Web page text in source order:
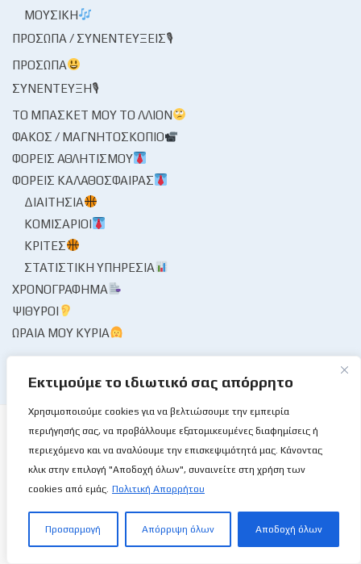
Εκτιμούμε το ιδιωτικό σας απόρρητο
Χρησιμοποιούμε cookies για να βελτιώσουμε την εμπειρία
περιήγησής σας, να προβάλλουμε εξατομικευμένες διαφημίσεις ή
περιεχόμενο και να αναλύουμε την επισκεψιμότητά μας. Κάνοντας
κλικ στην επιλογή "Αποδοχή όλων", συναινείτε στη χρήση των
cookies από εμάς. Πολιτική Απορρήτου
Προσαρμογή Απόρριψη όλων Αποδοχή όλων
ΜΟΥΣΙΚΉ
ΠΡΌΣΩΠΑ / ΣΥΝΕΝΤΕΎΞΕΙΣ🎙
ΠΡΌΣΩΠΑ
ΣΥΝΈΝΤΕΥΞΗ🎙
ΤΟ ΜΠΆΣΚΕΤ ΜΟΥ ΤΟ ΛΛΊΟΝ
ΦΑΚΌΣ / ΜΑΓΝΗΤΟΣΚΌΠΙΟ
ΦΟΡΕΊΣ ΑΘΛΗΤΙΣΜΟΎ
ΦΟΡΕΊΣ ΚΑΛΑΘΌΣΦΑΙΡΑΣ
ΔΙΑΙΤΗΣΊΑ
ΚΟΜΙΣΆΡΙΟΙ
ΚΡΙΤΈΣ
ΣΤΑΤΙΣΤΙΚΉ ΥΠΗΡΕΣΊΑ
ΧΡΟΝΟΓΡΆΦΗΜΑ
ΨΊΘΥΡΟΙ
ΩΡΑΊΑ ΜΟΥ ΚΥΡΊΑ
Το Basketball Stories στις επάλξεις!
Μια νέα ιστοσελίδα εμφανίζεται σήμερα μπροστά στις οθόνες
σας, η basketballstoriescy.com.